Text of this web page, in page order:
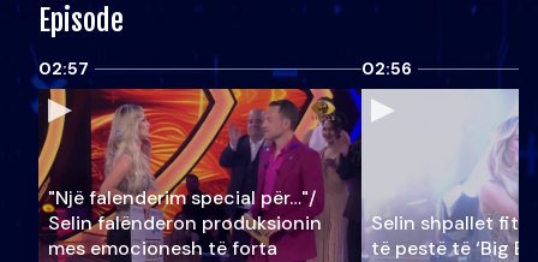
Episode
02:57
"Një falenderim special për…"/
Selin falënderon produksionin
mes emocionesh të forta
02:56
Selin shpallet
të pestë të ‘Big